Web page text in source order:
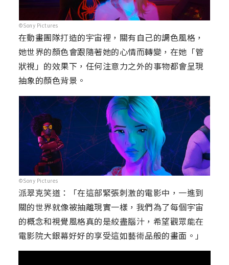
©Sony Pictures
在動畫團隊打造的宇宙裡，關有自己的調色風格，
她世界的顏色會跟隨著她的心情而轉變，在她「管
狀視」的效果下，任何注意力之外的事物都會呈現
抽象的顏色背景。
©Sony Pictures
派翠克笑道：「在這部緊張刺激的電影中，一進到
關的世界就像被抽離現實一樣，我們為了每個宇宙
的概念和視覺風格真的是絞盡腦汁，希望觀眾能在
電影院大銀幕好好的享受這如藝術品般的畫面。」